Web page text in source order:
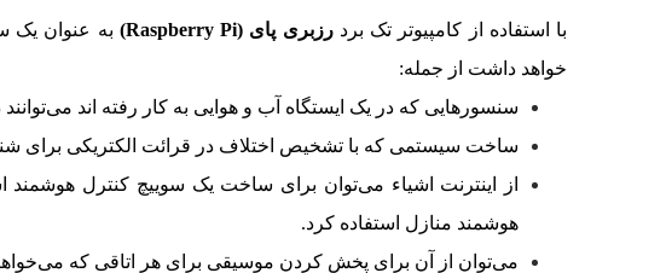
با استفاده از کامپیوتر تک بردرزبری پای (Raspberry Pi)
خواهد داشت از جمله:
سنسورهایی که در یک ایستگاه آب و هوایی به کار رفته اند
ساخت سیستمی که با تشخیص اختلاف در قرائت الکتریکی برای
از اینترنت اشیاء می‌توان برای ساخت یک سوییچ کنترل
هوشمند منازل استفاده کرد.
می‌توان از آن برای پخش کردن موسیقی برای هر اتاقی که